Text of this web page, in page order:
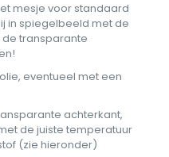
mesje voor standaard
in spiegelbeeld met de
transparante
eventueel met een
achterkant,
de juiste temperatuur
(zie hieronder)